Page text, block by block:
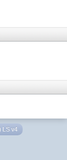
LS v4